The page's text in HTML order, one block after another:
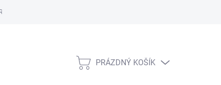
řád
NÁKUPNÍ
PRÁZDNÝ KOŠÍK